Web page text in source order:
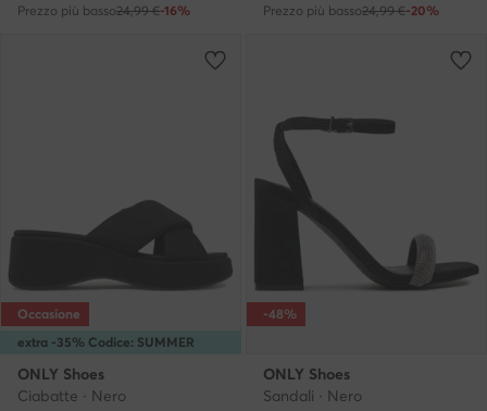
Prezzo più basso24,99 €-16%
Prezzo più basso24,99 €-20%
extra -35% Codice: SUMMER
Occasione
ONLY Shoes
Ciabatte · Nero
-48%
ONLY Shoes
Sandali · Nero